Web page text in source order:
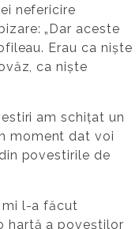
nefericire
„Dar aceste
Erau ca niște
ca niște
am schițat un
moment dat voi
povestirile de
l-a făcut
hartă a poveștilor